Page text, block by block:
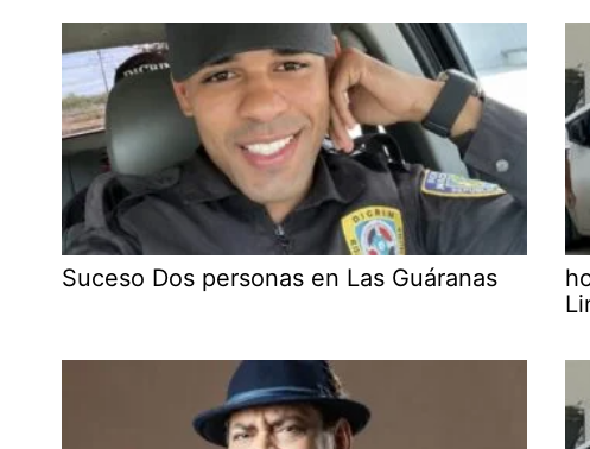
Suceso Dos personas en Las Guáranas